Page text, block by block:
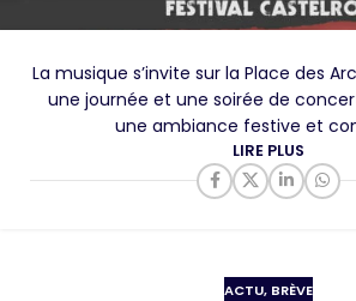
La musique s’invite sur la Place des
une journée et une soirée de
une ambiance festive et
LIRE PLUS
ACTU, BRÈVE